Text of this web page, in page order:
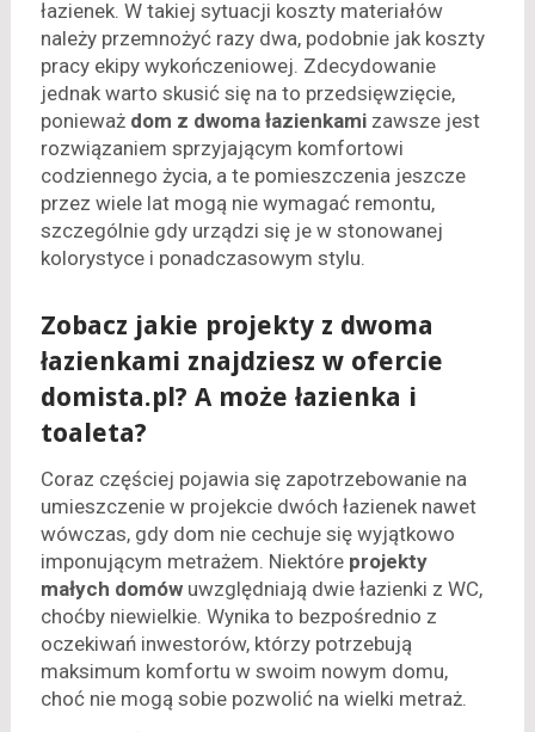
łazienek. W takiej sytuacji koszty materiałów
należy przemnożyć razy dwa, podobnie jak koszty
pracy ekipy wykończeniowej. Zdecydowanie
jednak warto skusić się na to przedsięwzięcie,
ponieważ dom z dwoma łazienkamizawsze jest
rozwiązaniem sprzyjającym komfortowi
codziennego życia, a te pomieszczenia jeszcze
przez wiele lat mogą nie wymagać remontu,
szczególnie gdy urządzi się je w stonowanej
kolorystyce i ponadczasowym stylu.
Zobacz jakie projekty z dwoma
łazienkami znajdziesz w ofercie
domista.pl? A może łazienka i
toaleta?
Coraz częściej pojawia się zapotrzebowanie na
umieszczenie w projekcie dwóch łazienek nawet
wówczas, gdy dom nie cechuje się wyjątkowo
imponującym metrażem. Niektóre projekty
małych domówuwzględniają dwie łazienki z WC,
choćby niewielkie. Wynika to bezpośrednio z
oczekiwań inwestorów, którzy potrzebują
maksimum komfortu w swoim nowym domu,
choć nie mogą sobie pozwolić na wielki metraż.